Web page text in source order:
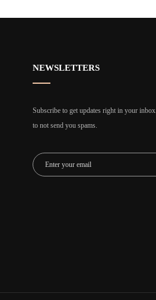
NEWSLETTERS
Subscribe to get updates right in your
to not send you spams.